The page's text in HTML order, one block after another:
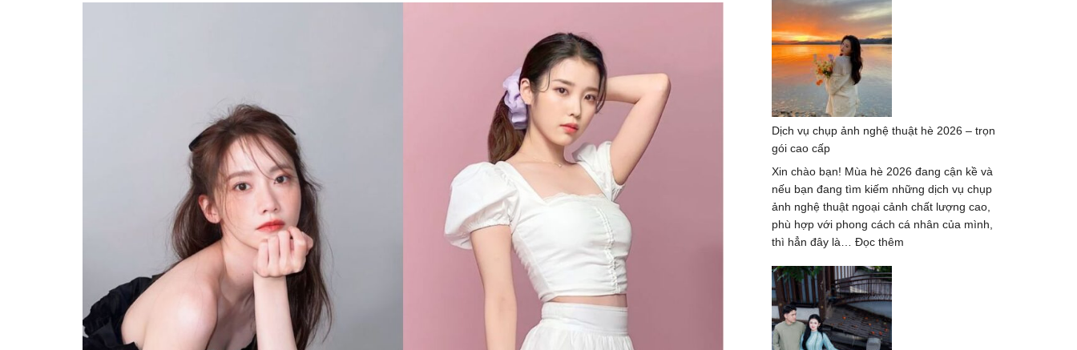
Phá
7
Đơn
Vị
Chụp
Sự
Kiện
Đà
Nẵng
Chất
Lượng
Hàng
2027
Dịch vụ chụp ảnh nghệ thuật hè 2026 – trọn
gói cao cấp
Xin chào bạn! Mùa hè 2026 đang cận kề và
nếu bạn đang tìm kiếm những dịch vụ chụp
ảnh nghệ thuật ngoại cảnh chất lượng cao,
phù hợp với phong cách cá nhân của mình,
thì hẳn đây là… Đọc thêm